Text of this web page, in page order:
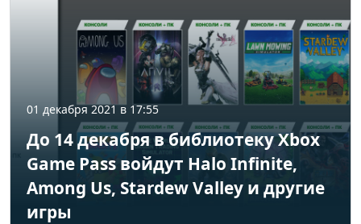
01 декабря 2021 в 17:55
До 14 декабря в библиотеку Xbox
Game Pass войдут Halo Infinite,
Among Us, Stardew Valley и другие
игры